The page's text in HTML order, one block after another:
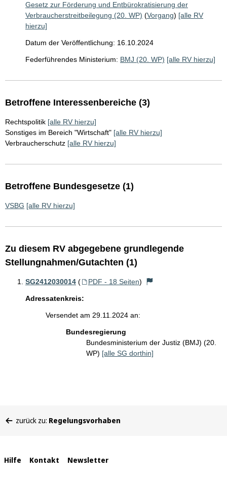
Gesetz zur Förderung und Entbürokratisierung der
Verbraucherstreitbeilegung (20. WP) (Vorgang) [alle RV
hierzu]
Datum der Veröffentlichung: 16.10.2024
Federführendes Ministerium: BMJ (20. WP) [alle RV hierzu]
Betroffene Interessenbereiche (3)
Rechtspolitik [alle RV hierzu]
Sonstiges im Bereich "Wirtschaft" [alle RV hierzu]
Verbraucherschutz [alle RV hierzu]
Betroffene Bundesgesetze (1)
VSBG [alle RV hierzu]
Zu diesem RV abgegebene grundlegende
Stellungnahmen/Gutachten (1)
SG2412030014 ( PDF - 18 Seiten)
Adressatenkreis:
Versendet am 29.11.2024 an:
Bundesregierung
Bundesministerium der Justiz (BMJ) (20.
WP) [alle SG dorthin]
befinden
zurück zu: Regelungsvorhaben
Interne
Hilfe Kontakt Newsletter